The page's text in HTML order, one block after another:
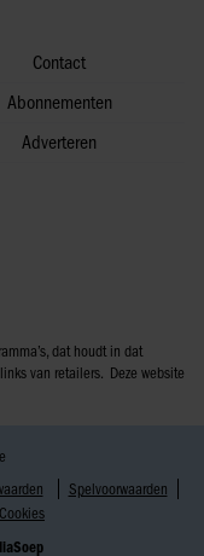
Contact
Abonnementen
Adverteren
dat houdt in dat
van retailers. Deze website
Spelvoorwaarden
Cookies